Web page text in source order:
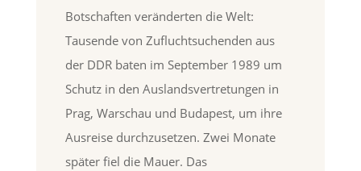
Botschaften veränderten die Welt:
Tausende von Zufluchtsuchenden aus
der DDR baten im September 1989 um
Schutz in den Auslandsvertretungen in
Prag, Warschau und Budapest, um ihre
Ausreise durchzusetzen. Zwei Monate
später fiel die Mauer. Das